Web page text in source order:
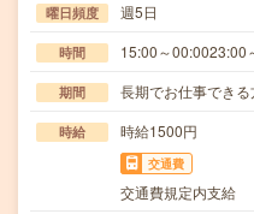
曜日頻度 週5日
時間 15:00～00:0023:00
期間 長期でお仕事できる
時給 時給1500円
交通費
交通費規定内支給